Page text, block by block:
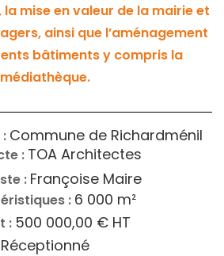
la mise en valeur de la mairie et
ainsi que l’aménagement
bâtiments y compris la
médiathèque.
Commune de Richardménil
: TOA Architectes
: Françoise Maire
: 6 000 m²
: 500 000,00 € HT
Réceptionné